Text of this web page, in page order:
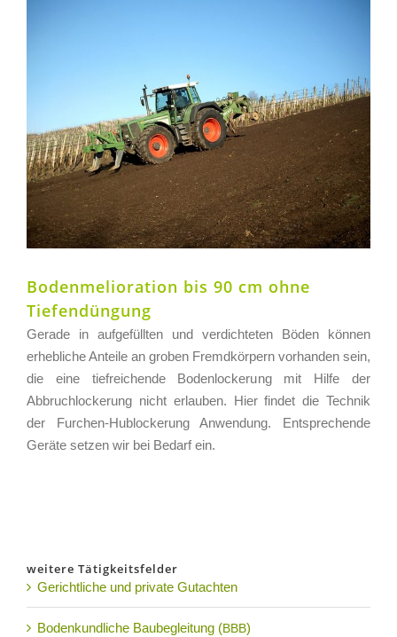
Bodenmelioration bis 90 cm ohne
Tiefendüngung
Gera­de in auf­ge­füll­ten und ver­dich­te­ten Böden kön­nen
erheb­li­che Antei­le an gro­ben Fremd­kör­pern vor­han­den sein,
die eine tief­rei­chen­de Boden­lo­cke­rung mit Hil­fe der
Abbruch­lo­cke­rung nicht erlau­ben. Hier fin­det die Tech­nik
der Fur­chen-Hub­lo­cke­rung Anwen­dung. Ent­spre­chen­de
Gerä­te set­zen wir bei Bedarf ein.
weitere Tätigkeitsfelder
Gerichtliche und private Gutachten
Bodenkundliche Baubegleitung (BBB)